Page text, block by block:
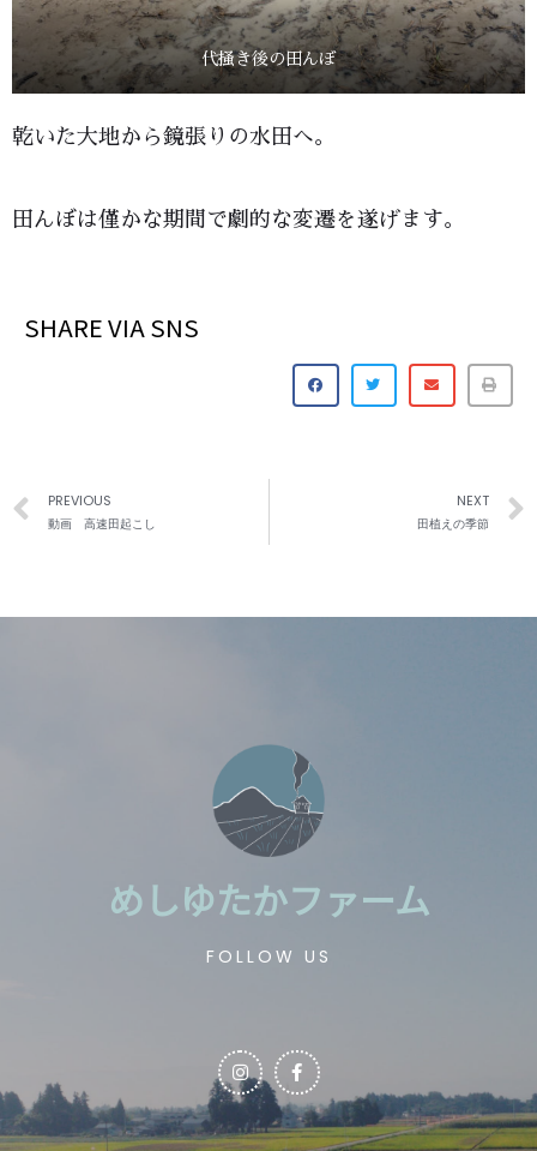
代掻き後の田んぼ
乾いた大地から鏡張りの水田へ。
田んぼは僅かな期間で劇的な変遷を遂げます。
SHARE VIA SNS
PREVIOUS
動画 高速田起こし
NEXT
田植えの季節
めしゆたかファーム
FOLLOW US